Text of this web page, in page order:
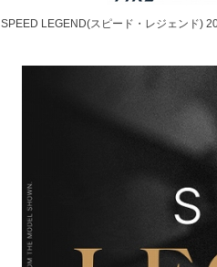
SPEED LEGEND(スピード・レジェンド)